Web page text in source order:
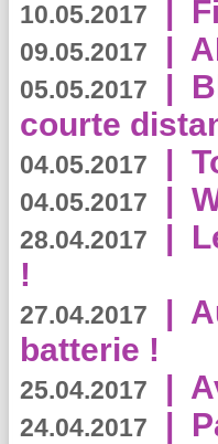
10.05.2017 |
09.05.2017 |
05.05.2017 |
courte
04.05.2017 |
04.05.2017 |
28.04.2017 |
!
27.04.2017 |
batterie !
25.04.2017 |
24.04.2017 |